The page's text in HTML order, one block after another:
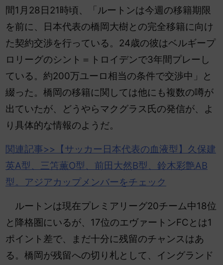
間1月28日21時頃、「ルートンは今週の移籍期限
を前に、日本代表の橋岡大樹との完全移籍に向け
た契約交渉を行っている。24歳の彼はベルギープ
ロリーグのシント＝トロイデンで3年間プレーし
ている。約200万ユーロ相当の条件で交渉中」と
綴った。橋岡の移籍に関しては他にも複数の噂が
出ていたが、どうやらマクグラス氏の発信が、よ
り具体的な情報のようだ。
関連記事>>【サッカー 日本代表の血液型】久保建
英A型、三笘薫O型、前田大然B型、鈴木彩艶AB
型。アジアカップメンバーをチェック
ルートンは現在プレミアリーグ20チーム中18位
と降格圏にいるが、17位のエヴァートンFCとは1
ポイント差で、まだ十分に残留のチャンスはあ
る。橋岡が残留への切り札として、イングランド